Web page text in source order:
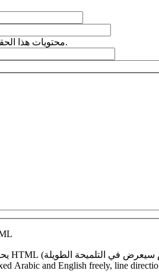
محتويات هذا الحقل سرّية ولن تظهر للآخرين.
Arabic and English freely, line